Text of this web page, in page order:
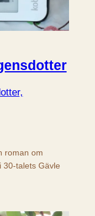
roman om
30-talets Gävle